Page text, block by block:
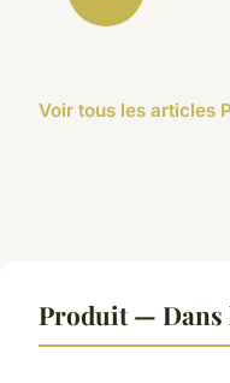
Voir tous les articles
Produit — Dans